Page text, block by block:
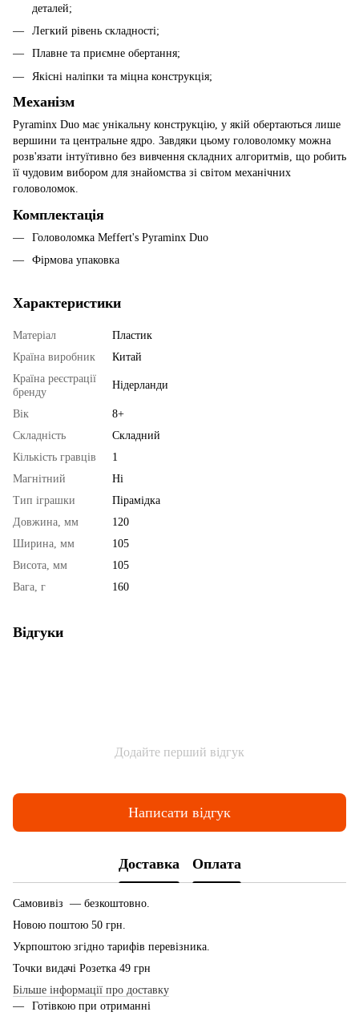
деталей;
Легкий рівень складності;
Плавне та приємне обертання;
Якісні наліпки та міцна конструкція;
Механізм
Pyraminx Duo має унікальну конструкцію, у якій обертаються лише
вершини та центральне ядро. Завдяки цьому головоломку можна
розв'язати інтуїтивно без вивчення складних алгоритмів, що робить
її чудовим вибором для знайомства зі світом механічних
головоломок.
Комплектація
Головоломка Meffert's Pyraminx Duo
Фірмова упаковка
Характеристики
Матеріал
Пластик
Країна виробник
Китай
Країна реєстрації
бренду
Нідерланди
Вік
8+
Складність
Складний
Кількість гравців
1
Магнітний
Ні
Тип іграшки
Пірамідка
Довжина, мм
120
Ширина, мм
105
Висота, мм
105
Вага, г
160
Відгуки
Додайте перший відгук
Написати відгук
Доставка Оплата
Самовивіз — безкоштовно.
Новою поштою 50 грн.
Укрпоштою згідно тарифів перевізника.
Точки видачі Розетка 49 грн
Більше інформації про доставку
Готівкою при отриманні